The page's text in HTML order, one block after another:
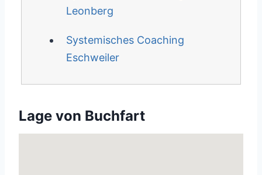
Leonberg
Systemisches Coaching
Eschweiler
Lage von Buchfart